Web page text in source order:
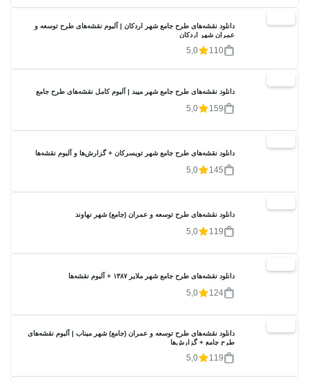
دانلود نقشه‌های طرح جامع شهر اردکان | آلبوم نقشه‌های طرح توسعه و
عمران شهر اردکان
110
5,0
دانلود نقشه‌های طرح جامع شهر میبد | آلبوم کامل نقشه‌های طرح جامع
159
5,0
دانلود نقشه‌های طرح جامع شهر تویسرکان + گزارش‌ها و آلبوم نقشه‌ها
145
5,0
دانلود نقشه‌های طرح توسعه و عمران (جامع) شهر نهاوند
119
5,0
دانلود نقشه‌های طرح جامع شهر ملایر ۱۳۸۷ + آلبوم نقشه‌ها
124
5,0
دانلود نقشه‌های طرح توسعه و عمران (جامع) شهر میناب | آلبوم نقشه‌های
طرح جامع + گزارش‌ها
119
5,0